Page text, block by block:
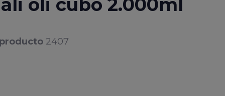
oli cubo 2.000ml
2407